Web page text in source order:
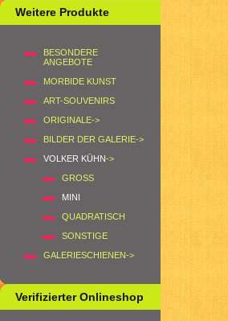
Weitere Produkte
BESONDERE
ANGEBOTE
MORBIDE KUNST
ART-SOUVENIRS
ORIGINALE->
BILDER DER GALERIE->
VOLKER KÜHN->
GROSS
MINI
QUADRATISCH
SONSTIGE
GALERIESCHIENEN->
Verifizierter Onlineshop